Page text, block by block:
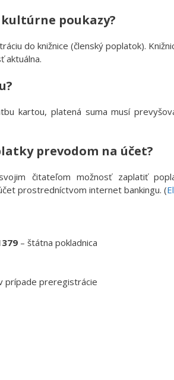
poukazy?
do knižnice (členský poplatok).
aktuálna.
kartou, platená suma musí
prevodom na účet?
čitateľom možnosť zaplatiť
prostredníctvom internet bankingu. (
– štátna pokladnica
prípade preregistrácie